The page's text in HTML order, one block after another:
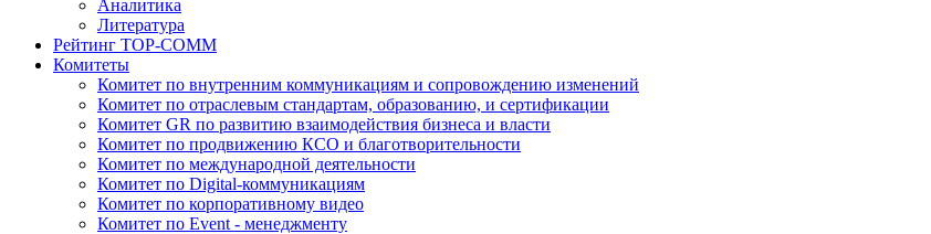
Аналитика
Литература
Рейтинг TOP-COMM
Комитеты
Комитет по внутренним коммуникациям и сопровождению изменений
Комитет по отраслевым стандартам, образованию, и сертификации
Комитет GR по развитию взаимодействия бизнеса и власти
Комитет по продвижению КСО и благотворительности
Комитет по международной деятельности
Комитет по Digital-коммуникациям
Комитет по корпоративному видео
Комитет по Event - менеджменту